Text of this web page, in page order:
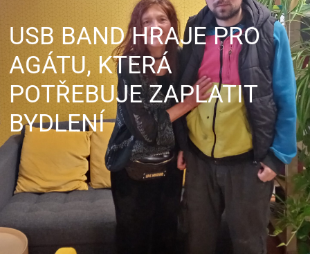
USB BAND HRAJE PRO
AGÁTU, KTERÁ
POTŘEBUJE ZAPLATIT
BYDLENÍ